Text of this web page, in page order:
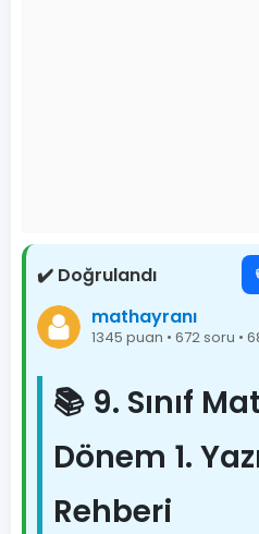
✔️ Doğrulandı
mathayranı
1345 puan • 672 soru •
📚 9. Sınıf
Dönem 1.
Rehberi